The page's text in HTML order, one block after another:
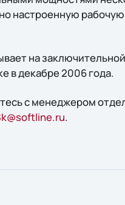
настроенную
на
в декабре 2006 года.
с менеджером
.